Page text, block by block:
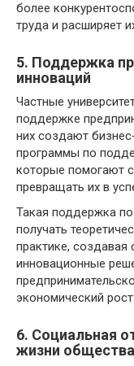
более
труда и расширяет
5. Поддержка
инноваций
Частные
поддержке
них создают
программы по
которые помогают
превращать их в
Такая поддержка
получать
практике,
инновационные
экономический рост.
6. Социальная
жизни общества